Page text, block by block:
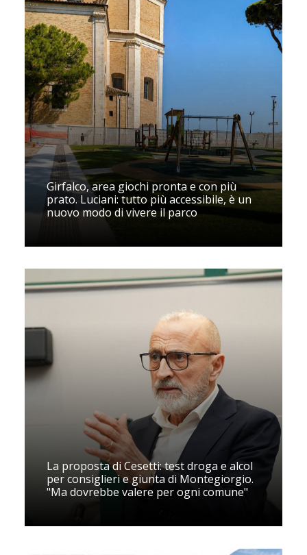
Girfalco, area giochi pronta e con più
prato. Luciani: tutto più accessibile, è un
nuovo modo di vivere il parco
La proposta di Cesetti: test droga e alcol
per consiglieri e giunta di Montegiorgio.
"Ma dovrebbe valere per ogni comune"